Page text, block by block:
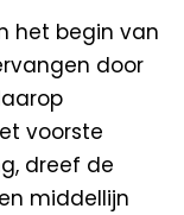
het begin van
door
voorste
dreef de
middellijn